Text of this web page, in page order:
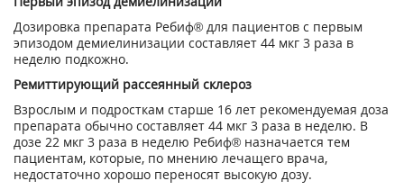
Дозировка препарата Ребиф® для пациентов с первым
эпизодом демиелинизации составляет 44 мкг 3 раза в
неделю подкожно.
Ремиттирующий рассеянный склероз
Взрослым и подросткам старше 16 лет рекомендуемая доза
препарата обычно составляет 44 мкг 3 раза в неделю. В
дозе 22 мкг 3 раза в неделю Ребиф® назначается тем
пациентам, которые, по мнению лечащего врача,
недостаточно хорошо переносят высокую дозу.